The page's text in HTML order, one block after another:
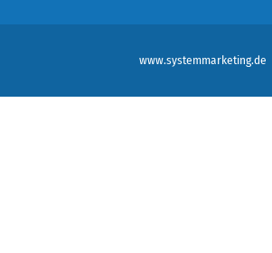
www.systemmarketing.de